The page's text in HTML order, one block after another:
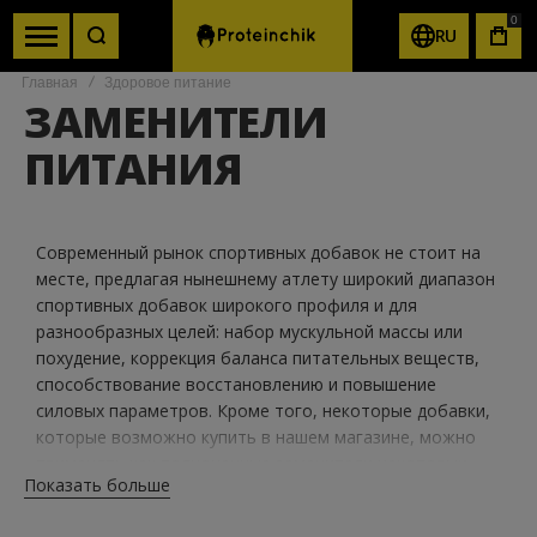
RU
0
Главная Здоровое питание
ЗАМЕНИТЕЛИ
ПИТАНИЯ
Современный рынок спортивных добавок не стоит на
месте, предлагая нынешнему атлету широкий диапазон
спортивных добавок широкого профиля и для
разнообразных целей: набор мускульной массы или
похудение, коррекция баланса питательных веществ,
способствование восстановлению и повышение
силовых параметров. Кроме того, некоторые добавки,
которые возможно купить в нашем магазине, можно
блюд. О них и пойдет речь.
Показать больше